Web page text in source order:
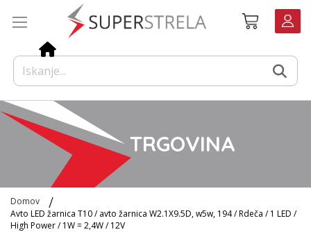
Košarica
TRGOVINA
Domov
Avto LED žarnica T10 / avto žarnica W2.1X9.5D, w5w, 194 / Rdeča / 1 LED /
High Power / 1W = 2,4W / 12V